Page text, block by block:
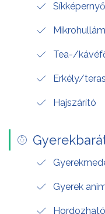
Tea-/
Erkély/
Hajszárító
Gyerek